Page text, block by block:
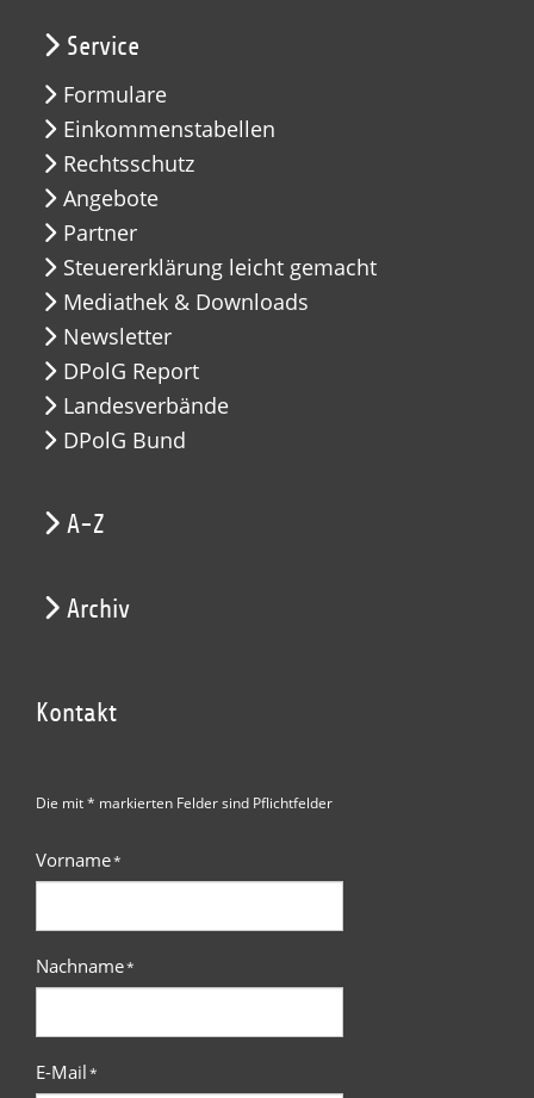
Service
Formulare
Einkommenstabellen
Rechtsschutz
Angebote
Partner
Steuererklärung leicht gemacht
Mediathek & Downloads
Newsletter
DPolG Report
Landesverbände
DPolG Bund
A-Z
Archiv
Kontakt
Die mit * markierten Felder sind Pflichtfelder
Vorname*
Nachname*
E-Mail*